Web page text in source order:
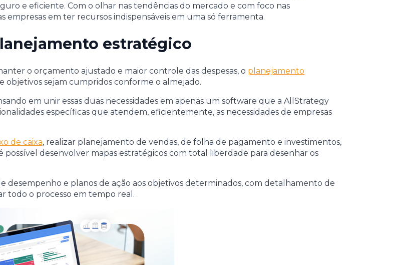
e eficiente. Com o olhar nas tendências do mercado e com foco nas
empresas em ter recursos indispensáveis em uma só ferramenta.
estratégico
o orçamento ajustado e maior controle das despesas, o planejamento
objetivos sejam cumpridos conforme o almejado.
em unir essas duas necessidades em apenas um software que a AllStrategy
específicas que atendem, eficientemente, as necessidades de empresas
de caixa, realizar planejamento de vendas, de folha de pagamento e investimentos,
possível desenvolver mapas estratégicos com total liberdade para desenhar os
desempenho e planos de ação aos objetivos determinados, com detalhamento de
todo o processo em tempo real.